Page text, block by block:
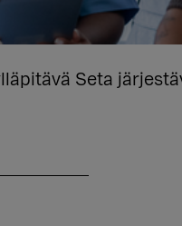
Seta